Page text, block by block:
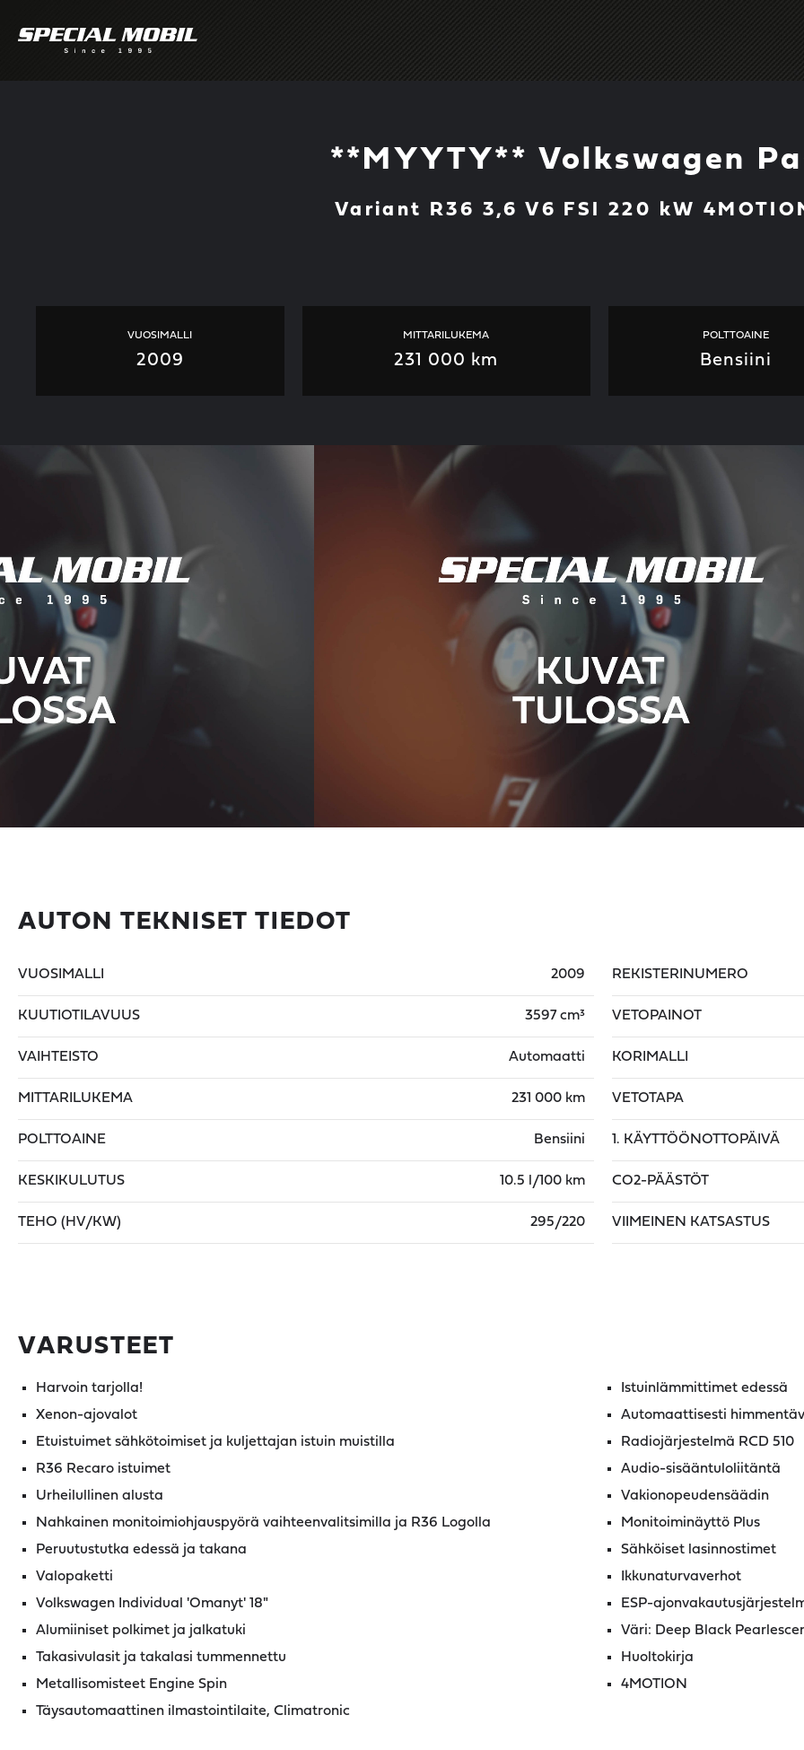
**MYYTY** Volkswagen
Variant R36 3,6 V6 FSI 220 kW
VUOSIMALLI
2009
MITTARILUKEMA
231 000 km
POLTTOAINE
Bensiini
AUTON TEKNISET TIEDOT
VUOSIMALLI 2009
KUUTIOTILAVUUS 3597 cm³
VAIHTEISTO Automaatti
MITTARILUKEMA 231 000 km
POLTTOAINE Bensiini
KESKIKULUTUS 10.5 l/100 km
TEHO (HV/KW) 295/220
REKISTERINUMERO
VETOPAINOT
KORIMALLI
VETOTAPA
1. KÄYTTÖÖNOTTOPÄIVÄ
CO2-PÄÄSTÖT
VIIMEINEN KATSASTUS
VARUSTEET
Harvoin tarjolla!
Xenon-ajovalot
Etuistuimet sähkötoimiset ja kuljettajan istuin muistilla
R36 Recaro istuimet
Urheilullinen alusta
Nahkainen monitoimiohjauspyörä vaihteenvalitsimilla ja R36 Logolla
Peruutustutka edessä ja takana
Valopaketti
Volkswagen Individual 'Omanyt' 18"
Alumiiniset polkimet ja jalkatuki
Takasivulasit ja takalasi tummennettu
Metallisomisteet Engine Spin
Täysautomaattinen ilmastointilaite, Climatronic
Istuinlämmittimet edessä
Automaattisesti
Radiojärjestelmä RCD 510
Audio-sisääntuloliitäntä
Vakionopeudensäädin
Monitoiminäyttö Plus
Sähköiset lasinnostimet
Ikkunaturvaverhot
ESP-
Väri: Deep Black
Huoltokirja
4MOTION